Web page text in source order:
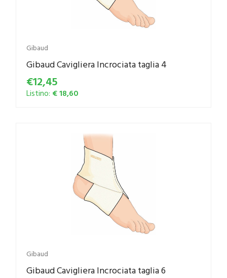
Gibaud
Gibaud Cavigliera Incrociata taglia 4
€12,45
Listino: € 18,60
Gibaud
Gibaud Cavigliera Incrociata taglia 6